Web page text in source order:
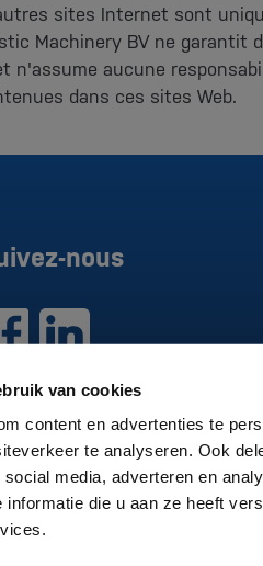
van cookies
content en advertenties te
te analyseren. Ook
media, adverteren en
informatie die u aan ze heeft
sites Internet sont
Machinery BV ne garantit
n'assume aucune
dans ces sites Web.
nous